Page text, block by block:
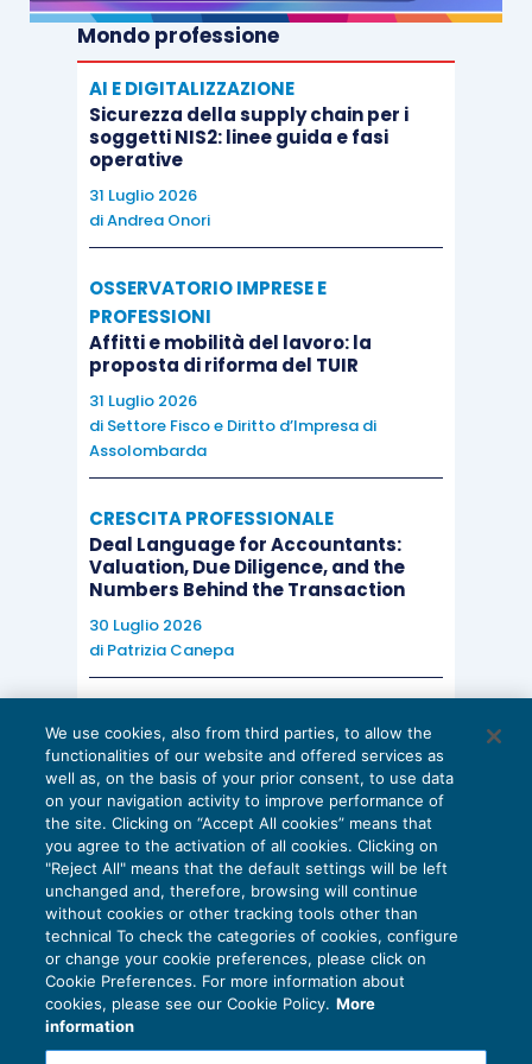
Se si raccorda l’esempio al delitto di cui
articolo 3, D.Lgs. 74/2000
dal D.Lgs. 158/2015 (dichiarazione fraudolenta
mediante altri artifici) essa poggia su una
condotta bifasica: 1)l’utilizzo di mezzi
fraudolenti
idonei ad ostacolare l’accertamento
del falso contabile;
2) l’indicazione in dichiarazione di
per un ammontare inferiore a quello effettivo
ovvero di elementi passivi fittizi, da cui deve
conseguire il superamento delle soglie dii
punibilità.
alternative di condotta. Il contribuente può
realizzare il delitto:
compiendo
oggettivamente o soggettivamente
utilizzando documenti falsi o ancora;
ponendo in esserealtri mezzi
fraudolentiidonei adostruire
l’accertamento o in ogni caso indurre in
errore l’Amministrazione Finanziaria.
Trattasi, quindi, dicondotte innescate dal dolo
specifico, che richiedono unamultipla verifica
di fattoriche non può ritenersi incentrata sul
solo organo inquirente, senza il filtro garantistico
Mondo professione
AI E DIGITALIZZAZIONE
Sicurezza della supply chain per i
soggetti NIS2: linee guida e fasi
operative
31 Luglio 2026
diAndrea Onori
OSSERVATORIO IMPRESE E
PROFESSIONI
Affitti e mobilità del lavoro: la
proposta di riforma del TUIR
31 Luglio 2026
di Settore Fisco e Diritto d’Impresa di
Assolombarda
CRESCITA PROFESSIONALE
Deal Language for Accountants:
Valuation, Due Diligence, and the
Numbers Behind the Transaction
30 Luglio 2026
di Patrizia Canepa
EU AI Act e studi professionali: le
scadenze concrete
27 Luglio 2026
di Diego BarberieStefano Dovier
Privacy Policy
Cookie Policy
We use cookies, also from third parties, to allow the
functionalities of our website and offered services as
well as, on the basis of your prior consent, to use data
on your navigation activity to improve performance of
the site. Clicking on “Accept All cookies” means that
you agree to the activation of all cookies. Clicking on
"Reject All" means that the default settings will be left
unchanged and, therefore, browsing will continue
without cookies or other tracking tools other than
technical To check the categories of cookies, configure
or change your cookie preferences, please click on
Cookie Preferences. For more information about
cookies, please see our Cookie Policy. More
information